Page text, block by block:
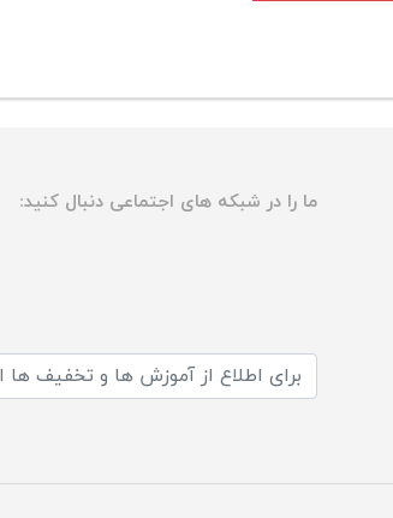
ما را در شبکه های اجتماعی دنبال کنید: